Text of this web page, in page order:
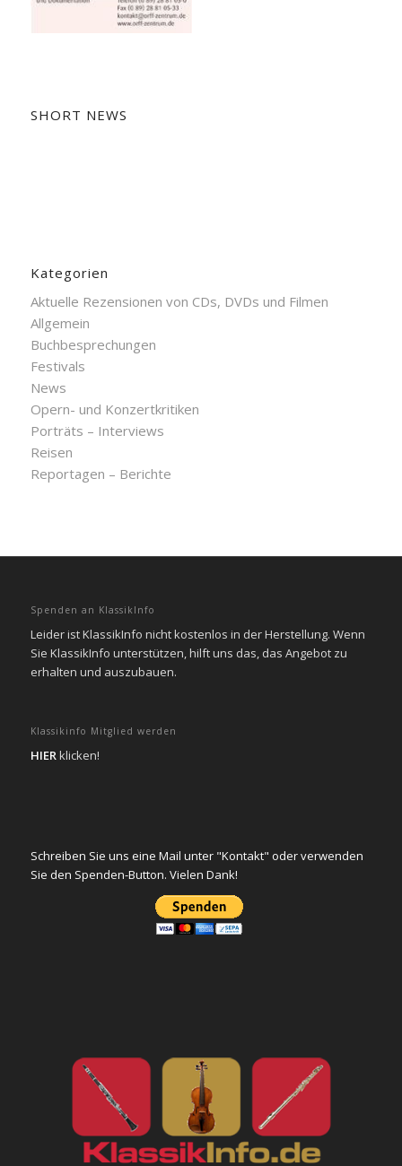
SHORT NEWS
Kategorien
Aktuelle Rezensionen von CDs, DVDs und Filmen
Allgemein
Buchbesprechungen
Festivals
News
Opern- und Konzertkritiken
Porträts – Interviews
Reisen
Reportagen – Berichte
Spenden an KlassikInfo
Leider ist KlassikInfo nicht kostenlos in der Herstellung. Wenn
Sie KlassikInfo unterstützen, hilft uns das, das Angebot zu
erhalten und auszubauen.
Klassikinfo Mitglied werden
HIERklicken!
Schreiben Sie uns eine Mail unter "Kontakt" oder verwenden
Sie den Spenden-Button. Vielen Dank!